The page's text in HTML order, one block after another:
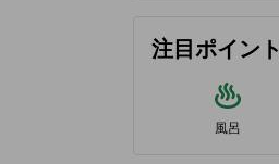
注目ポイント
風呂